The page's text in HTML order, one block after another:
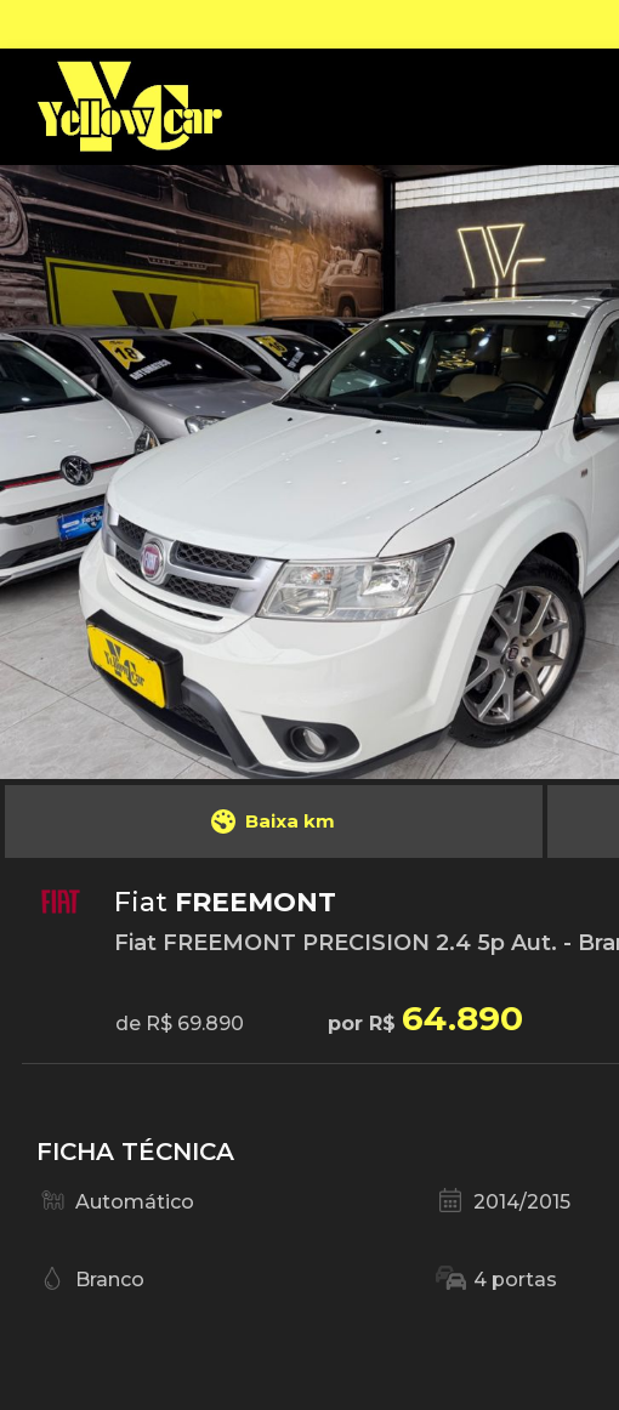
Baixa km
Fiat FREEMONT
Fiat FREEMONT PRECISION 2.4 5p Aut. -
de R$ 69.890 por R$ 64.890
FICHA TÉCNICA
Automático 2014/2015
Branco 4 portas